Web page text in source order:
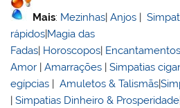
Mais: Mezinhas|Anjos |
rápidos|Magia das
Fadas| Horoscopos| Encantamentos
Amor |Amarrações |Simpatias
egípcias |Amuletos & Talismãs|
|Simpatias Dinheiro & Prosperidade